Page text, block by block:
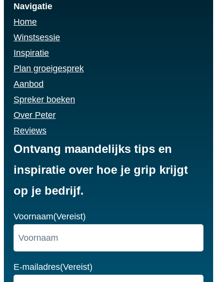
Navigatie
Home
Winstsessie
Inspiratie
Plan groeigesprek
Aanbod
Spreker boeken
Over Peter
Reviews
Ontvang maandelijks tips en
inspiratie over hoe je grip krijgt
op je bedrijf.
Voornaam(Vereist)
E-mailadres(Vereist)